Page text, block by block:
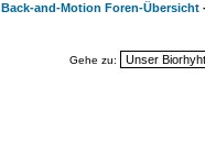
Back-and-Motion Foren-Übersicht
Gehe zu: